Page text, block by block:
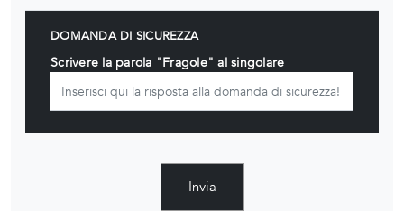
DOMANDA DI SICUREZZA
Scrivere la parola "Fragole" al singolare
Invia